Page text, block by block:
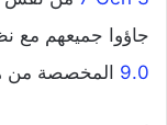
جاؤوا جميعهم مع نظام
9.0 المخصصة من